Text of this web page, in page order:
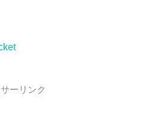
ーリンク